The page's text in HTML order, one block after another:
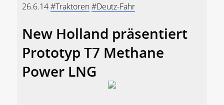
26.6.14#Traktoren#Deutz-Fahr
New Holland präsentiert
Prototyp T7 Methane
Power LNG